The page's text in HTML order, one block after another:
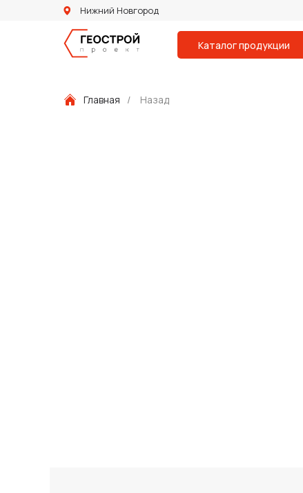
Нижний Новгород
Каталог продукции
Главная / Назад